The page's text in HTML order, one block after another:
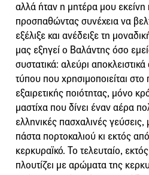
αλλά ήταν η μητέρα μου εκείνη
προσπαθώντας συνέχεια να
εξέλιξε και ανέδειξε τη
μας εξηγεί ο Βαλάντης όσο
συστατικά: αλεύρι
τύπου που χρησιμοποιείται
εξαιρετικής ποιότητας, μόνο
μαστίχα που δίνει έναν αέρα
ελληνικές πασχαλινές γεύσεις,
πάστα πορτοκαλιού κι εκτός
κερκυραϊκό. Το τελευταίο,
πλουτίζει με αρώματα της